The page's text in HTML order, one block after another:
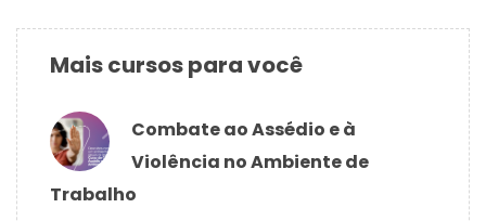
Mais cursos para você
Combate ao Assédio e à
Violência no Ambiente de
Trabalho